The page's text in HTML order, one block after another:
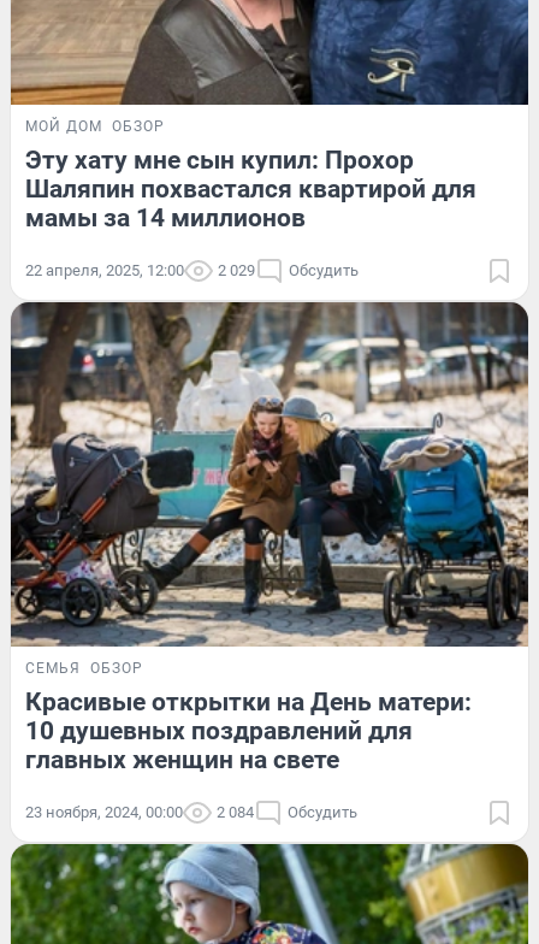
МОЙ ДОМ ОБЗОР
Эту хату мне сын купил: Прохор
Шаляпин похвастался квартирой для
мамы за 14 миллионов
22 апреля, 2025, 12:00 2 029 Обсудить
СЕМЬЯ ОБЗОР
Красивые открытки на День матери:
10 душевных поздравлений для
главных женщин на свете
23 ноября, 2024, 00:00 2 084 Обсудить